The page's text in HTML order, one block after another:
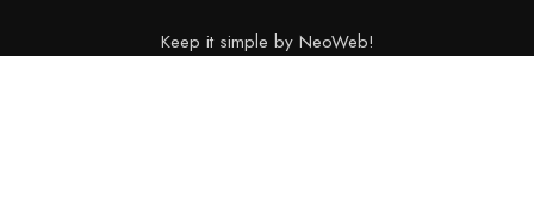
Keep it simple by NeoWeb!